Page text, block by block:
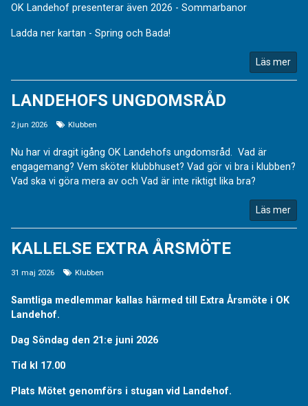
OK Landehof presenterar även 2026 - Sommarbanor
Ladda ner kartan - Spring och Bada!
Läs mer
LANDEHOFS UNGDOMSRÅD
2 jun 2026 Klubben
Nu har vi dragit igång OK Landehofs ungdomsråd. Vad är
engagemang? Vem sköter klubbhuset? Vad gör vi bra i klubben?
Vad ska vi göra mera av och Vad är inte riktigt lika bra?
Läs mer
KALLELSE EXTRA ÅRSMÖTE
31 maj 2026 Klubben
Samtliga medlemmar kallas härmed till Extra Årsmöte i OK
Landehof.
Dag Söndag den 21:e juni 2026
Tid kl 17.00
Plats Mötet genomförs i stugan vid Landehof.